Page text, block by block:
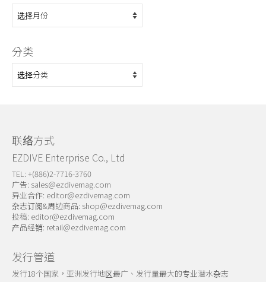
归
档
分类
分
类
联络方式
EZDIVE Enterprise Co., Ltd
TEL: +(886)2-7716-3760
广告: sales@ezdivemag.com
异业合作: editor@ezdivemag.com
杂志订阅&周边商品: shop@ezdivemag.com
投稿: editor@ezdivemag.com
产品经销: retail@ezdivemag.com
发行管道
发行18个国家，亚洲发行地区最广、发行量最大的专业潜水杂志